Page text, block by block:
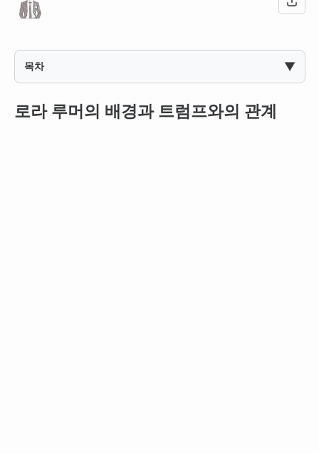
목차 ▼
로라 루머의 배경과 트럼프와의 관계